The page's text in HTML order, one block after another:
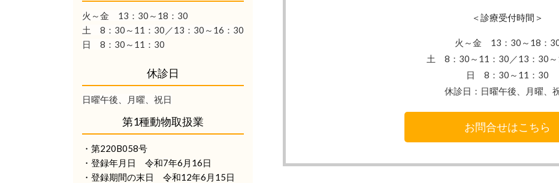
＜診療受付時間＞
火～金 13：30 ～18：
土 8：30～11：30／13：30～
日 8：30～11：30
休診日： 日曜午後、月曜、
お問合せはこちら
火～金 13：30 ～18：30
土 8：30～11：30／13：30～16：30
日 8：30～11：30
休診日
日曜午後、月曜、祝日
第1種動物取扱業
・第220B058号
・登録年月日 令和7年6月16日
・登録期間の末日 令和12年6月15日